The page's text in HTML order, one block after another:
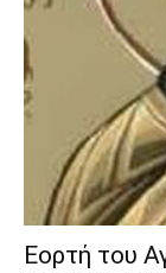
Εορτή του